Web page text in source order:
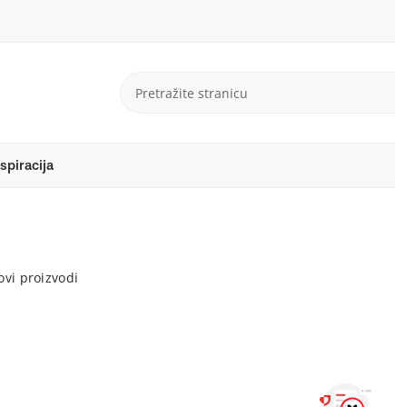
proizvodi